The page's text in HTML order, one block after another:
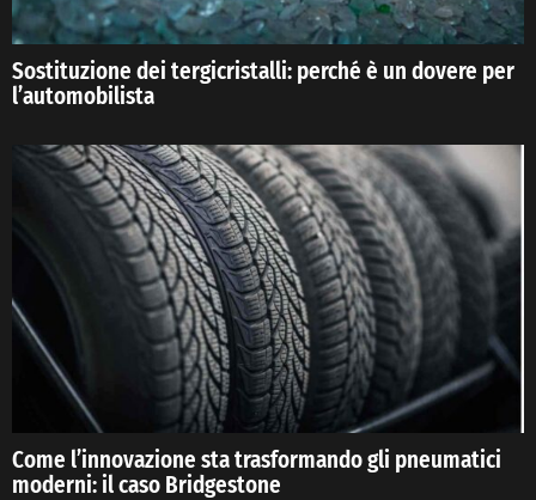
Sostituzione dei tergicristalli: perché è un dovere per
l’automobilista
Come l’innovazione sta trasformando gli pneumatici
moderni: il caso Bridgestone